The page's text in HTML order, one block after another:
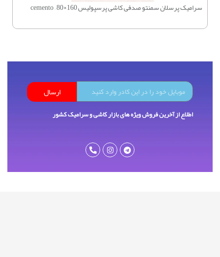
سرامیک پرسلان سمنتو صدفی کاشی پرسپولیس 160×80 – cemento
ارسال
اطلاع از آخرین فروش ویژه های بازار کاشی و سرامیک کشور